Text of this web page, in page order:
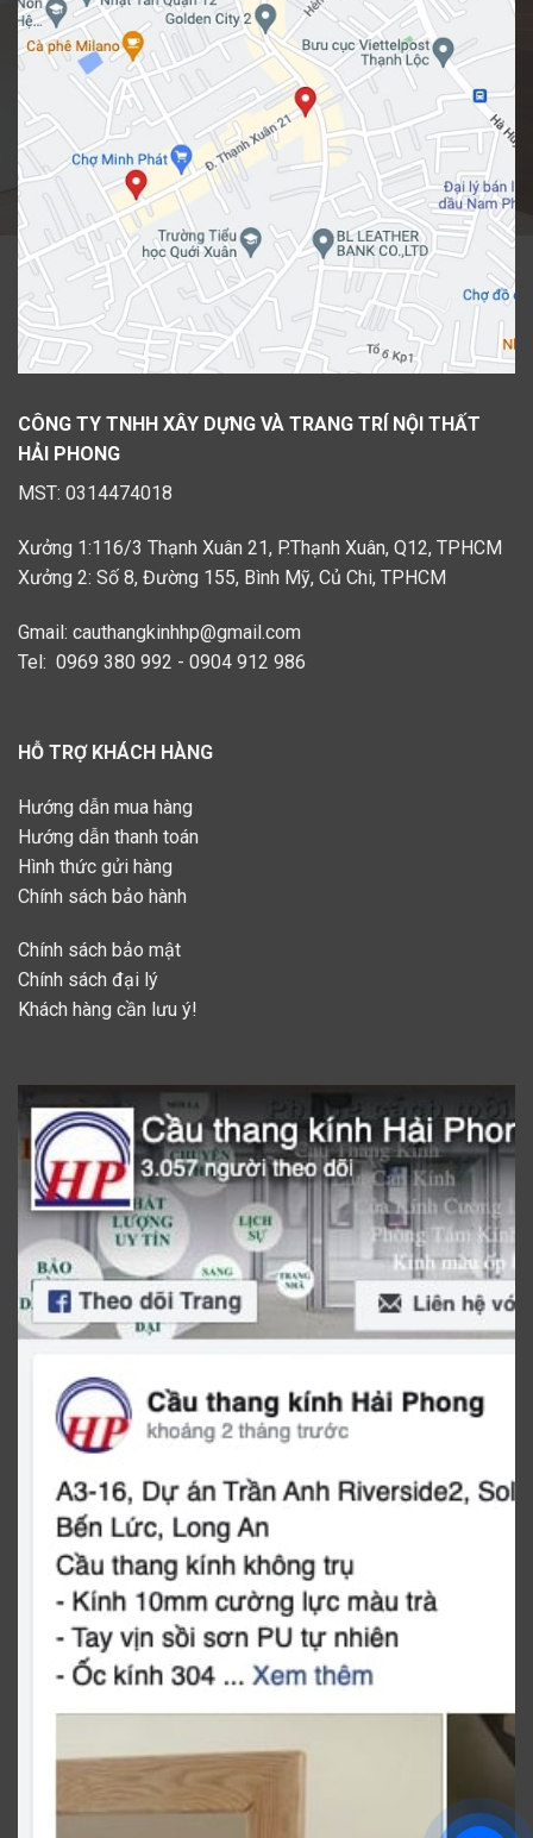
CÔNG TY TNHH XÂY DỰNG VÀ TRANG TRÍ NỘI THẤT
HẢI PHONG
MST: 0314474018
Xưởng 1:116/3 Thạnh Xuân 21, P.Thạnh Xuân, Q12, TPHCM
Xưởng 2: Số 8, Đường 155, Bình Mỹ, Củ Chi, TPHCM
Gmail: cauthangkinhhp@gmail.com
Tel: 0969 380 992 - 0904 912 986
HỖ TRỢ KHÁCH HÀNG
Hướng dẫn mua hàng
Hướng dẫn thanh toán
Hình thức gửi hàng
Chính sách bảo hành
Chính sách bảo mật
Chính sách đại lý
Khách hàng cần lưu ý!